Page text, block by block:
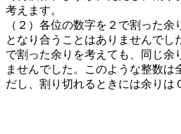
考えます。
（２）各位の数字を２で割った
となり合うことはありませんでし
で割った余りを考えても、同じ余
ませんでした。このような整数は
だし、割り切れるときには余りは